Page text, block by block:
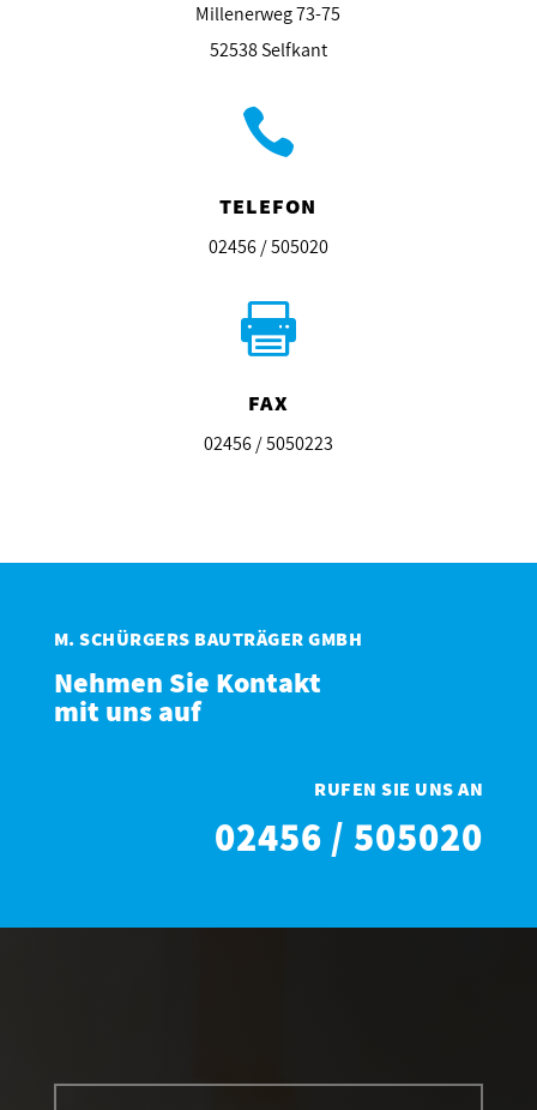
Millenerweg 73-75
52538 Selfkant

TELEFON
02456 / 505020

FAX
02456 / 5050223
M. SCHÜRGERS BAUTRÄGER GMBH
Nehmen Sie Kontakt
mit uns auf
RUFEN SIE UNS AN
02456 / 505020